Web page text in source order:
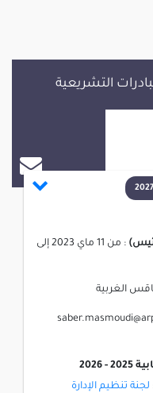
التشريعية
: من 11 ماي 2023
إلى
الغربية
- 2026
لجنة تنظيم الإدارة